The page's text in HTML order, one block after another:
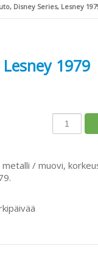
Disney Series, Lesney
1979
/ muovi,